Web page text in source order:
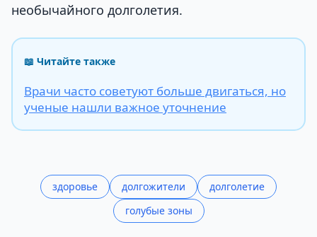
необычайного долголетия.
📖 Читайте также
Врачи часто советуют больше двигаться, но
ученые нашли важное уточнение
здоровье долгожители
долголетие
голубые зоны